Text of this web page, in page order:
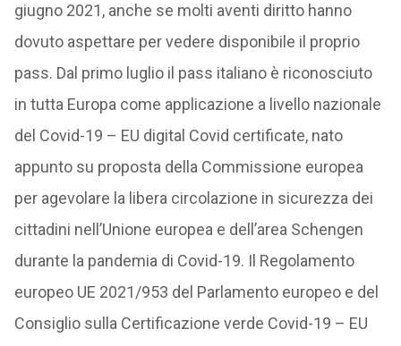
giugno 2021, anche se molti aventi diritto hanno
dovuto aspettare per vedere disponibile il proprio
pass. Dal primo luglio il pass italiano è riconosciuto
in tutta Europa come applicazione a livello nazionale
del Covid-19 – EU digital Covid certificate, nato
appunto su proposta della Commissione europea
per agevolare la libera circolazione in sicurezza dei
cittadini nell’Unione europea e dell’area Schengen
durante la pandemia di Covid-19. Il Regolamento
europeo UE 2021/953 del Parlamento europeo e del
Consiglio sulla Certificazione verde Covid-19 – EU